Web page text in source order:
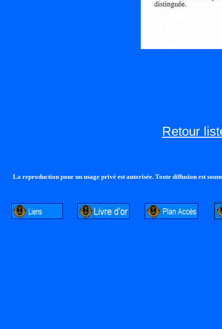
Retour
La reproduction pour un usage privé est autorisée. Toute diffusion est